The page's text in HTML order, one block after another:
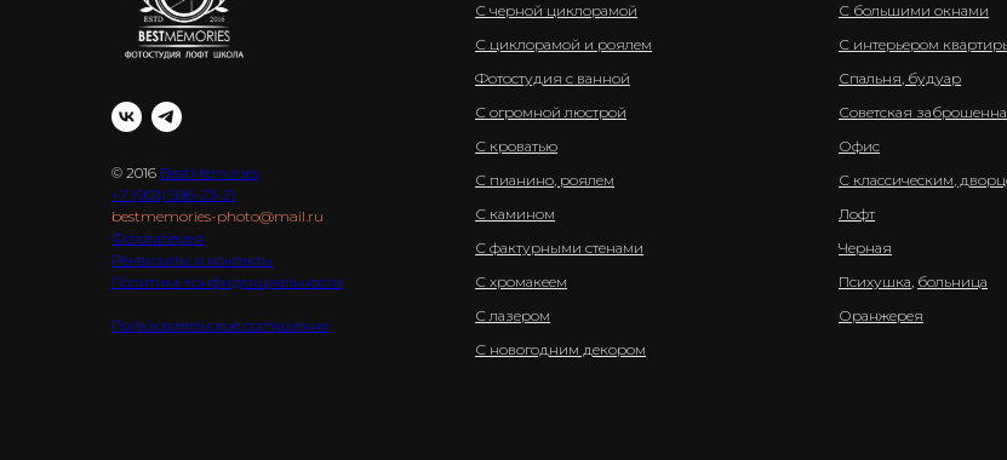
© 2016 BestMemories
+7 (903) 596-23-21
bestmemories-photo@mail.ru
Фотогалерея
Реквизиты и контакты
Политика конфиденциальности
Пользовательское соглашение
С черной циклорамой
С циклорамой и роялем
Фотостудия с ванной
С огромной люстрой
С кроватью
С пианино, роялем
С камином
С фактурными стенами
С хромакеем
С лазером
С новогодним декором
С большими окнами
С интерьером
Спальня, будуар
Советская
Офис
С классическим,
Лофт
Черная
Психушка, больница
Оранжерея